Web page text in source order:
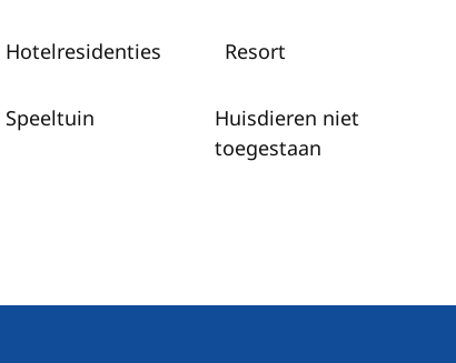
Hotelresidenties Resort
Speeltuin
Huisdieren niet
toegestaan